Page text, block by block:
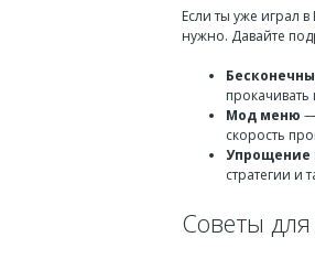
Если ты уже играл
нужно. Давайте
Мод меню —
скорость
Упрощение
стратегии и
Советы